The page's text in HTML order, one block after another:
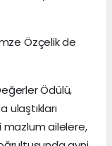
Özçelik de
Ödülü,
ulaştıkları
mazlum ailelere,